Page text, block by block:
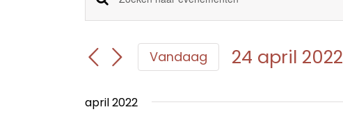
Evenementen
Zoeken
en
weergeven
navigatie
Vul
een
in.
Zoek
Evenementen
met
Vandaag 24 april 2022
april 2022